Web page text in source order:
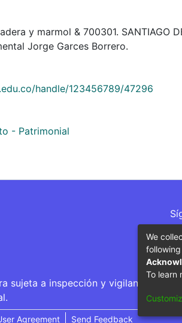
y marmol & 700301. SANTIAGO
Jorge Garces Borrero.
handle/123456789/47296
- Patrimonial
sujeta a inspección y vigilancia por
Agreement Send Feedback
We
To learn